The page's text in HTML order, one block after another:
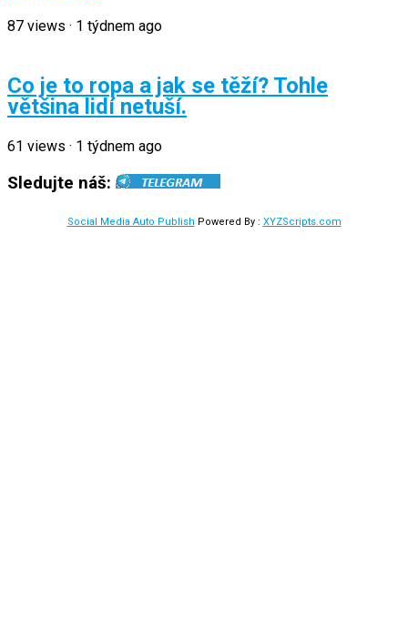
87 views · 1 týdnem ago
Co je to ropa a jak se těží? Tohle
většina lidí netuší.
61 views · 1 týdnem ago
Sledujte náš:
Social Media Auto Publish Powered By : XYZScripts.com